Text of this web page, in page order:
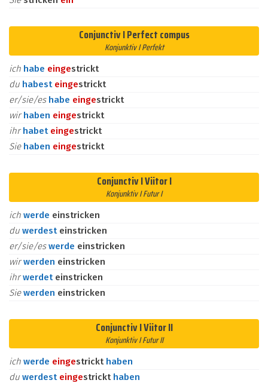
Conjunctiv I Perfect compus
Konjunktiv I Perfekt
ich habe eingestrickt
du habest eingestrickt
er/sie/es habe eingestrickt
wirhaben eingestrickt
ihrhabet eingestrickt
Sie haben eingestrickt
Conjunctiv I Viitor I
Konjunktiv I Futur I
ich werde einstricken
du werdest einstricken
er/sie/eswerde einstricken
wirwerden einstricken
ihrwerdet einstricken
Siewerden einstricken
Conjunctiv I Viitor II
Konjunktiv I Futur II
ich werde eingestrickt haben
du werdest eingestrickt haben